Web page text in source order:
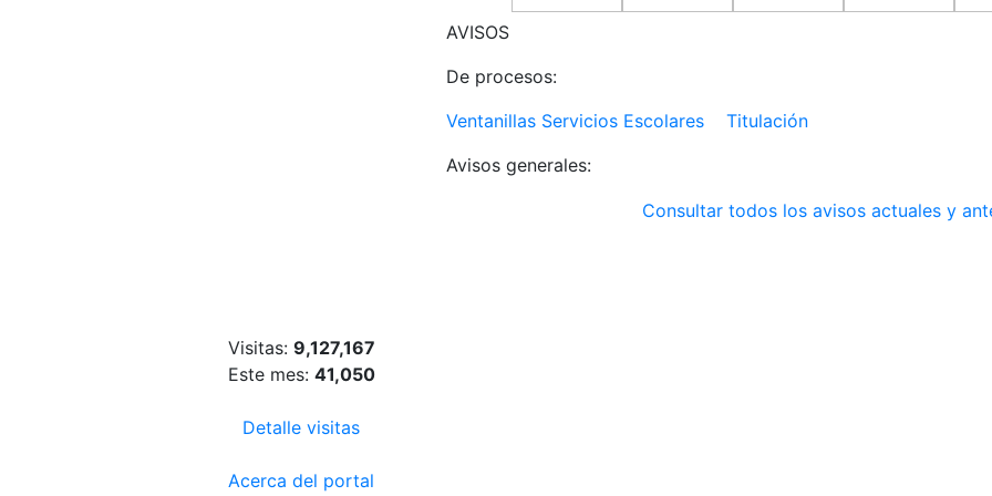
AVISOS
De procesos:
Ventanillas Servicios Escolares
Titulación
Avisos generales:
Consultar todos los avisos actuales y
Visitas: 9,127,167
Este mes: 41,050
Detalle visitas
Acerca del portal